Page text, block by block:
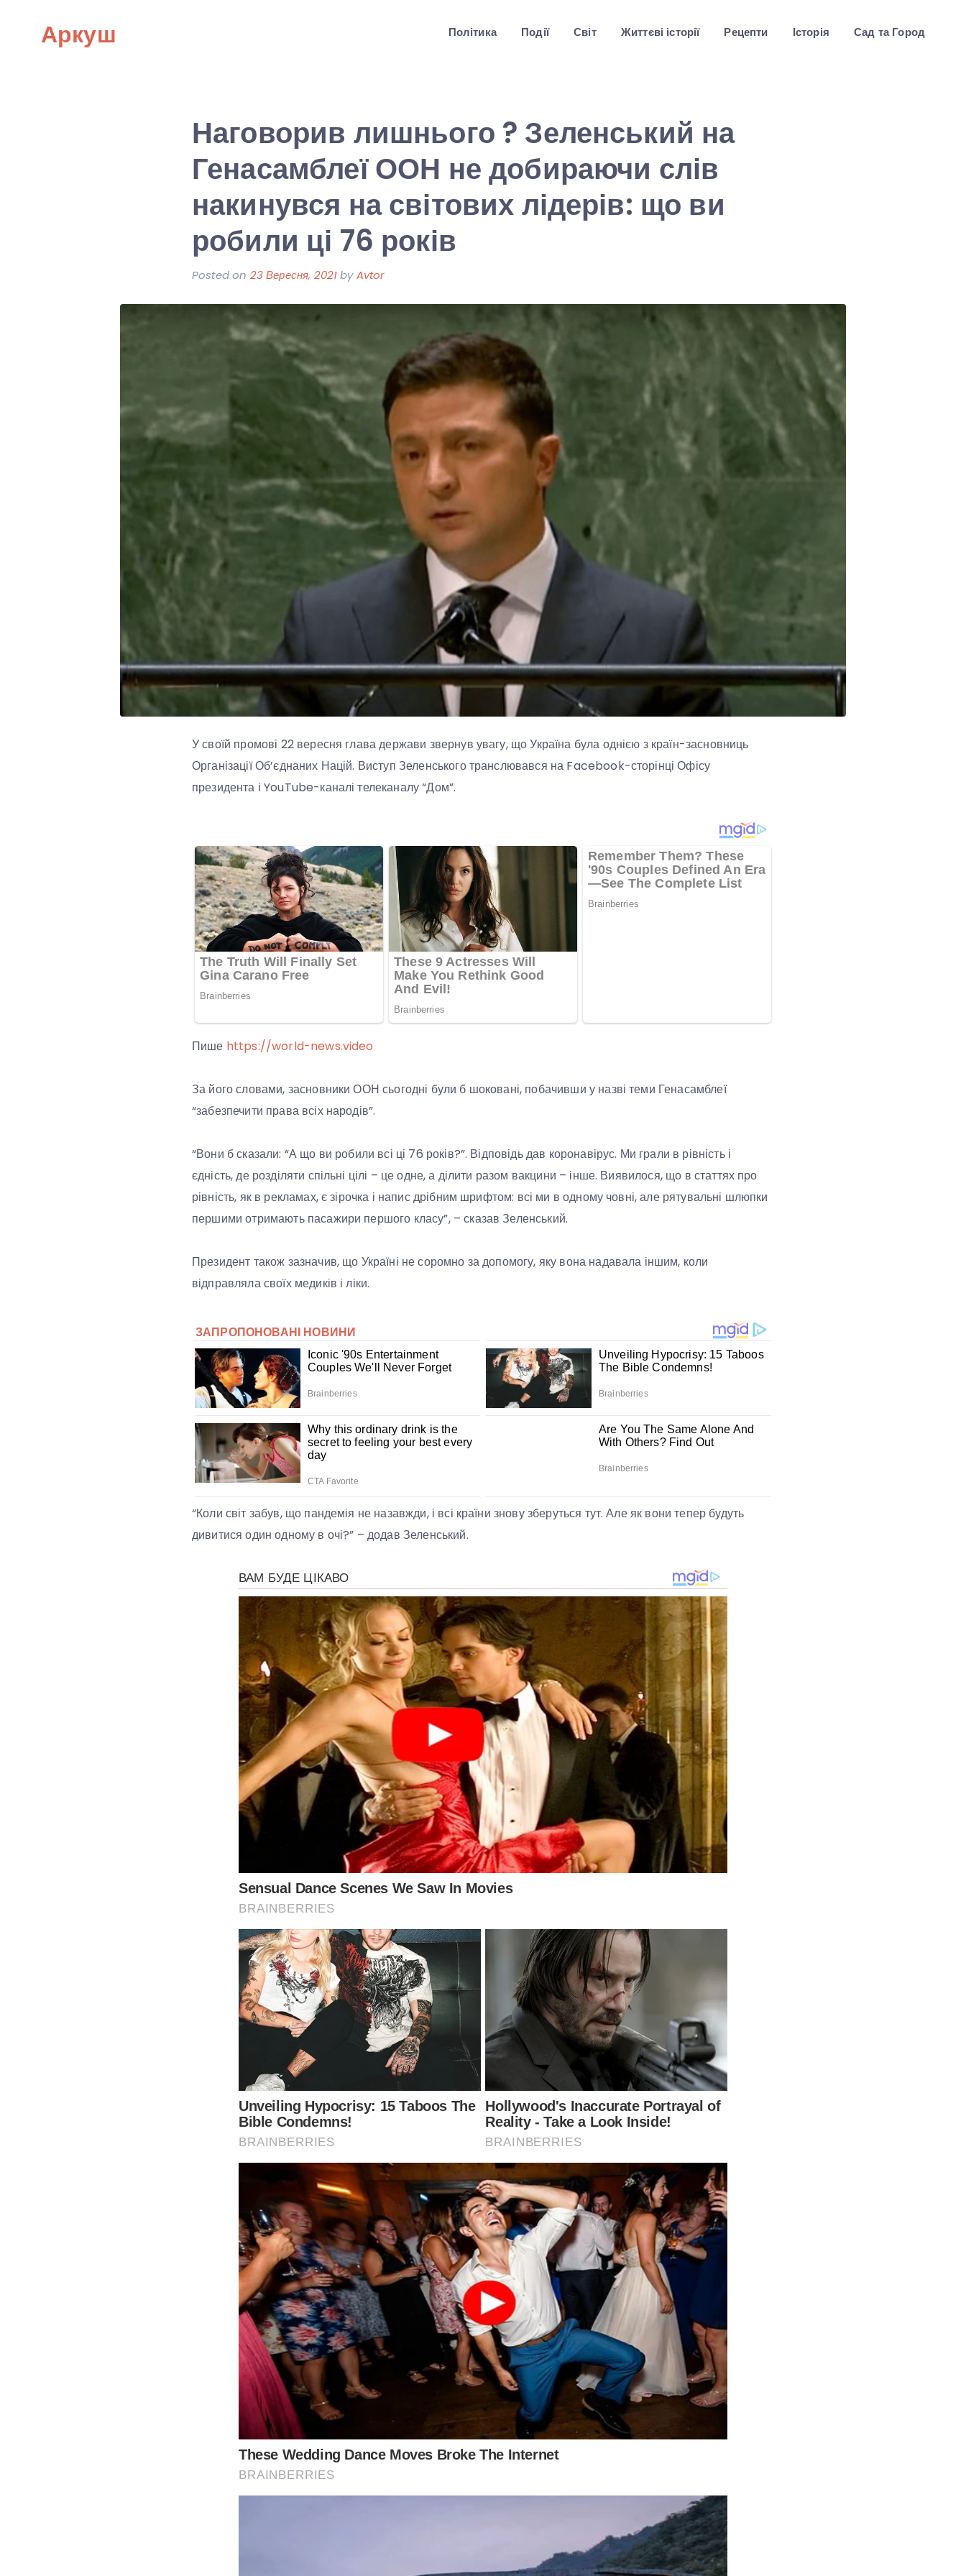
Аркуш Політика Події Світ Життєві історії Рецепти Історія Сад та Город
Наговорив лишнього ? Зеленський на
Генасамблеї ООН не добираючи слів
накинувся на світових лідерів: що ви
робили ці 76 років
Posted on 23 Вересня, 2021byAvtor
У своїй промові 22 вересня глава держави звернув увагу, що Україна була однією з країн-засновниць
Організації Об’єднаних Націй. Виступ Зеленського транслювався на Facebook-сторінці Офісу
президента і YouTube-каналі телеканалу “Дом”.
Пише https://world-news.video
За його словами, засновники ООН сьогодні були б шоковані, побачивши у назві теми Генасамблеї
“забезпечити права всіх народів”.
“Вони б сказали: “А що ви робили всі ці 76 років?”. Відповідь дав коронавірус. Ми грали в рівність і
єдність, де розділяти спільні цілі – це одне, а ділити разом вакцини – інше. Виявилося, що в статтях про
рівність, як в рекламах, є зірочка і напис дрібним шрифтом: всі ми в одному човні, але рятувальні шлюпки
першими отримають пасажири першого класу”, – сказав Зеленський.
Президент також зазначив, що Україні не соромно за допомогу, яку вона надавала іншим, коли
відправляла своїх медиків і ліки.
“Коли світ забув, що пандемія не назавжди, і всі країни знову зберуться тут. Але як вони тепер будуть
дивитися один одному в очі?” – додав Зеленський.